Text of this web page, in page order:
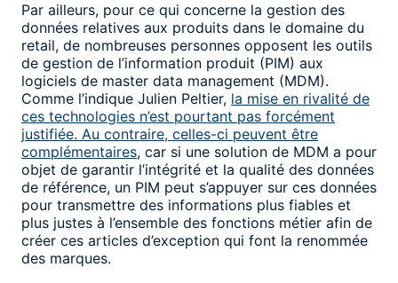
Par ailleurs, pour ce qui concerne la gestion des
données relatives aux produits dans le domaine du
retail, de nombreuses personnes opposent les outils
de gestion de l’information produit (PIM) aux
logiciels de master data management (MDM).
Comme l’indique Julien Peltier, la mise en rivalité de
ces technologies n’est pourtant pas forcément
justifiée. Au contraire, celles-ci peuvent être
complémentaires, car si une solution de MDM a pour
objet de garantir l’intégrité et la qualité des données
de référence, un PIM peut s’appuyer sur ces données
pour transmettre des informations plus fiables et
plus justes à l’ensemble des fonctions métier afin de
créer ces articles d’exception qui font la renommée
des marques.